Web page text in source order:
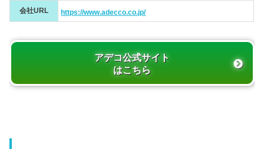
会社URL https://www.adecco.co.jp/
アデコ公式サイト
はこちら